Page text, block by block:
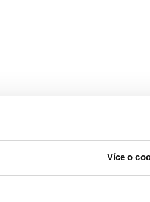
Více o
behandelt.